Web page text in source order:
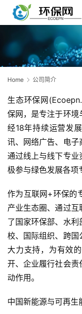
Home 公司简介
生态环保网
保网，是专注于环
经18年持续运营发
讯、网络广告、电子
通过线上与线下专业
极参与绿色发展各项
作为互联网+环保的
产业生态圈、通过互
了国家环保部、水
校、国际组织、跨国
大力支持，为有效
开、企业履行社会责
动作用。
中国新能源与可再生